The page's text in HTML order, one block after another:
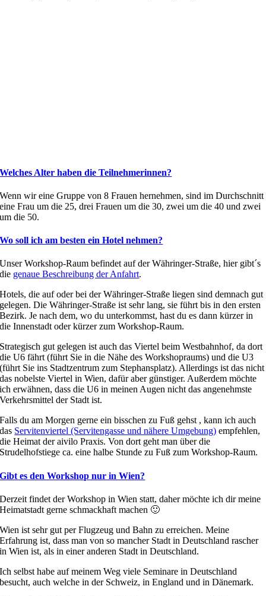
Welches Alter haben die Teilnehmerinnen?
Wenn wir eine Gruppe von 8 Frauen hernehmen, sind im Durchschnitt
eine Frau um die 25, drei Frauen um die 30, zwei um die 40 und zwei
um die 50.
Wo soll ich am besten ein Hotel nehmen?
Unser Workshop-Raum befindet auf der Währinger-Straße, hier gibt´s
die genaue Beschreibung der Anfahrt.
Hotels, die auf oder bei der Währinger-Straße liegen sind demnach gut
gelegen. Die Währinger-Straße ist sehr lang, sie führt bis in den ersten
Bezirk. Je nach dem, wo du unterkommst, hast du es dann kürzer in
die Innenstadt oder kürzer zum Workshop-Raum.
Strategisch gut gelegen ist auch das Viertel beim Westbahnhof, da dort
die U6 fährt (führt Sie in die Nähe des Workshopraums) und die U3
(führt Sie ins Stadtzentrum zum Stephansplatz). Allerdings ist das nicht
das nobelste Viertel in Wien, dafür aber günstiger. Außerdem möchte
ich erwähnen, dass die U6 in meinen Augen nicht das angenehmste
Verkehrsmittel der Stadt ist.
Falls du am Morgen gerne ein bisschen zu Fuß gehst , kann ich auch
das Servitenviertel (Servitengasse und nähere Umgebung) empfehlen,
die Heimat der aivilo Praxis. Von dort geht man über die
Strudelhofstiege ca. eine halbe Stunde zu Fuß zum Workshop-Raum.
Gibt es den Workshop nur in Wien?
Derzeit findet der Workshop in Wien statt, daher möchte ich dir meine
Heimatstadt gerne schmackhaft machen 🙂
Wien ist sehr gut per Flugzeug und Bahn zu erreichen. Meine
Erfahrung ist, dass man von so mancher Stadt in Deutschland rascher
in Wien ist, als in einer anderen Stadt in Deutschland.
Ich selbst habe auf meinem Weg viele Seminare in Deutschland
besucht, auch welche in der Schweiz, in England und in Dänemark.